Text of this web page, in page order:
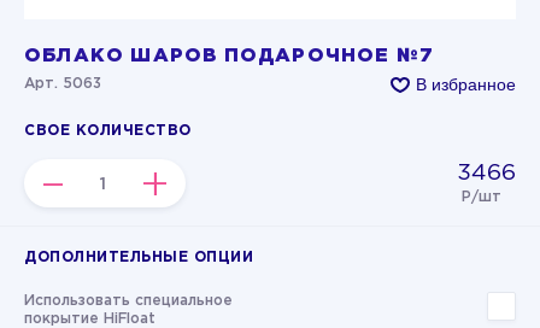
ОБЛАКО ШАРОВ ПОДАРОЧНОЕ №7
Арт. 5063 В избранное
СВОЕ КОЛИЧЕСТВО
– + 3466
Р/шт
ДОПОЛНИТЕЛЬНЫЕ ОПЦИИ
Использовать специальное
покрытие HiFloat